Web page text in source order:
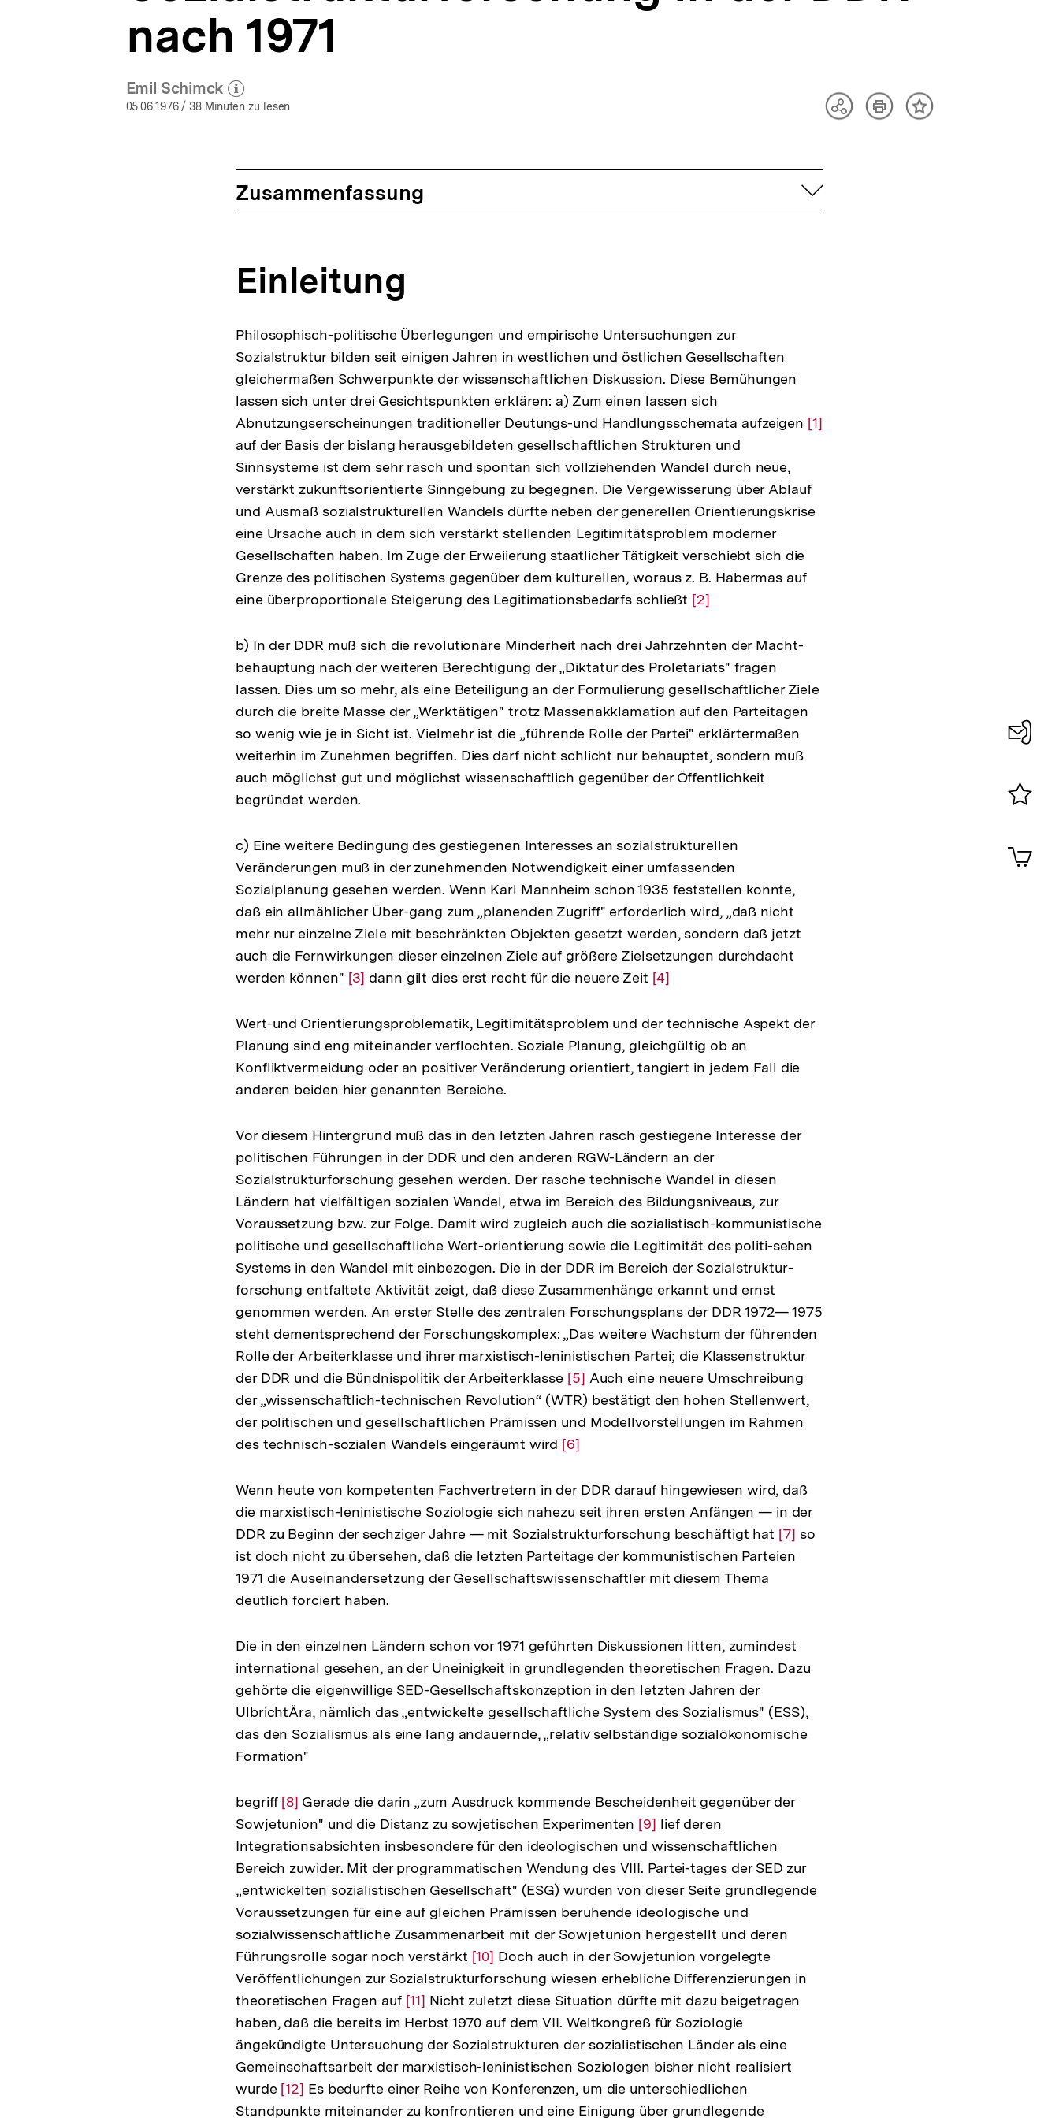
nach 1971
Emil Schimck
(Mehr zum Autor)
öffnen
05.06.1976/ 38 Minuten zu lesen
TeilenArtikelInhalt
Zusammenfassung aufklappen
Einleitung
Philosophisch-politische Überlegungen und empirische Untersuchungen zur
Sozialstruktur bilden seit einigen Jahren in westlichen und östlichen Gesellschaften
gleichermaßen Schwerpunkte der wissenschaftlichen Diskussion. Diese Bemühungen
lassen sich unter drei Gesichtspunkten erklären: a) Zum einen lassen sich
Abnutzungserscheinungen traditioneller Deutungs-und Handlungsschemata aufzeigen Zur
Fußnote
[1]
auf der Basis der bislang herausgebildeten gesellschaftlichen Strukturen und
Sinnsysteme ist dem sehr rasch und spontan sich vollziehenden Wandel durch neue,
verstärkt zukunftsorientierte Sinngebung zu begegnen. Die Vergewisserung über Ablauf
und Ausmaß sozialstrukturellen Wandels dürfte neben der generellen Orientierungskrise
eine Ursache auch in dem sich verstärkt stellenden Legitimitätsproblem moderner
Gesellschaften haben. Im Zuge der Erweiierung staatlicher Tätigkeit verschiebt sich die
Grenze des politischen Systems gegenüber dem kulturellen, woraus z. B. Habermas auf
eine überproportionale Steigerung des Legitimationsbedarfs schließt Zur
der
Fußnote
[2]
b) In der DDR muß sich die revolutionäre Minderheit nach drei Jahrzehnten der Macht-
behauptung nach der weiteren Berechtigung der „Diktatur des Proletariats" fragen
lassen. Dies um so mehr, als eine Beteiligung an der Formulierung gesellschaftlicher Ziele
durch die breite Masse der „Werktätigen" trotz Massenakklamation auf den Parteitagen
so wenig wie je in Sicht ist. Vielmehr ist die „führende Rolle der Partei" erklärtermaßen
weiterhin im Zunehmen begriffen. Dies darf nicht schlicht nur behauptet, sondern muß
auch möglichst gut und möglichst wissenschaftlich gegenüber der Öffentlichkeit
begründet werden.
c) Eine weitere Bedingung des gestiegenen Interesses an sozialstrukturellen
Veränderungen muß in der zunehmenden Notwendigkeit einer umfassenden
Sozialplanung gesehen werden. Wenn Karl Mannheim schon 1935 feststellen konnte,
daß ein allmählicher Über-gang zum „planenden Zugriff" erforderlich wird, „daß nicht
mehr nur einzelne Ziele mit beschränkten Objekten gesetzt werden, sondern daß jetzt
auch die Fernwirkungen dieser einzelnen Ziele auf größere Zielsetzungen durchdacht
werden können" Zur
der
Fußnote
[3] dann gilt dies erst recht für die neuere Zeit Zur
der
Fußnote
[4]
Wert-und Orientierungsproblematik, Legitimitätsproblem und der technische Aspekt der
Planung sind eng miteinander verflochten. Soziale Planung, gleichgültig ob an
Konfliktvermeidung oder an positiver Veränderung orientiert, tangiert in jedem Fall die
anderen beiden hier genannten Bereiche.
Vor diesem Hintergrund muß das in den letzten Jahren rasch gestiegene Interesse der
politischen Führungen in der DDR und den anderen RGW-Ländern an der
Sozialstrukturforschung gesehen werden. Der rasche technische Wandel in diesen
Ländern hat vielfältigen sozialen Wandel, etwa im Bereich des Bildungsniveaus, zur
Voraussetzung bzw. zur Folge. Damit wird zugleich auch die sozialistisch-kommunistische
politische und gesellschaftliche Wert-orientierung sowie die Legitimität des politi-sehen
Systems in den Wandel mit einbezogen. Die in der DDR im Bereich der Sozialstruktur-
forschung entfaltete Aktivität zeigt, daß diese Zusammenhänge erkannt und ernst
genommen werden. An erster Stelle des zentralen Forschungsplans der DDR 1972— 1975
steht dementsprechend der Forschungskomplex: „Das weitere Wachstum der führenden
Rolle der Arbeiterklasse und ihrer marxistisch-leninistischen Partei; die Klassenstruktur
der DDR und die Bündnispolitik der Arbeiterklasse Zur
Auflösung
der
Fußnote
[5] Auch eine neuere Umschreibung
der „wissenschaftlich-technischen Revolution“ (WTR) bestätigt den hohen Stellenwert,
der politischen und gesellschaftlichen Prämissen und Modellvorstellungen im Rahmen
des technisch-sozialen Wandels eingeräumt wird Zur
der
Fußnote
[6]
Wenn heute von kompetenten Fachvertretern in der DDR darauf hingewiesen wird, daß
die marxistisch-leninistische Soziologie sich nahezu seit ihren ersten Anfängen — in der
DDR zu Beginn der sechziger Jahre — mit Sozialstrukturforschung beschäftigt hat Zur
Auflösung
[7] so
ist doch nicht zu übersehen, daß die letzten Parteitage der kommunistischen Parteien
1971 die Auseinandersetzung der Gesellschaftswissenschaftler mit diesem Thema
deutlich forciert haben.
Die in den einzelnen Ländern schon vor 1971 geführten Diskussionen litten, zumindest
international gesehen, an der Uneinigkeit in grundlegenden theoretischen Fragen. Dazu
gehörte die eigenwillige SED-Gesellschaftskonzeption in den letzten Jahren der
UlbrichtÄra, nämlich das „entwickelte gesellschaftliche System des Sozialismus" (ESS),
das den Sozialismus als eine lang andauernde, „relativ selbständige sozialökonomische
Formation"
begriff Zur
Auflösung
der
Fußnote
[8] Gerade die darin „zum Ausdruck kommende Bescheidenheit gegenüber der
Sowjetunion" und die Distanz zu sowjetischen Experimenten Zur
Auflösung
der
Fußnote
[9] lief deren
Integrationsabsichten insbesondere für den ideologischen und wissenschaftlichen
Bereich zuwider. Mit der programmatischen Wendung des VIII. Partei-tages der SED zur
„entwickelten sozialistischen Gesellschaft" (ESG) wurden von dieser Seite grundlegende
Voraussetzungen für eine auf gleichen Prämissen beruhende ideologische und
sozialwissenschaftliche Zusammenarbeit mit der Sowjetunion hergestellt und deren
Führungsrolle sogar noch verstärkt Zur
Auflösung
der
Fußnote
[10] Doch auch in der Sowjetunion vorgelegte
Veröffentlichungen zur Sozialstrukturforschung wiesen erhebliche Differenzierungen in
theoretischen Fragen auf Zur
Auflösung
der
Fußnote
[11] Nicht zuletzt diese Situation dürfte mit dazu beigetragen
haben, daß die bereits im Herbst 1970 auf dem VII. Weltkongreß für Soziologie
ängekündigte Untersuchung der Sozialstrukturen der sozialistischen Länder als eine
Gemeinschaftsarbeit der marxistisch-leninistischen Soziologen bisher nicht realisiert
wurde Zur
Auflösung
[12] Es bedurfte einer Reihe von Konferenzen, um die unterschiedlichen
Standpunkte miteinander zu konfrontieren und eine Einigung über grundlegende